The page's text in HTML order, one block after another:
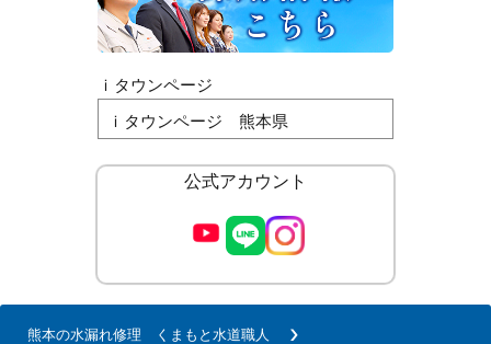
ｉタウンページ
ｉタウンページ 熊本県
公式アカウント
熊本の水漏れ修理 くまもと水道職人